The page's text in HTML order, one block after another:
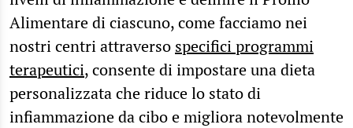
Alimentare di ciascuno, come facciamo nei
nostri centri attraverso specifici programmi
terapeutici, consente di impostare una dieta
personalizzata che riduce lo stato di
infiammazione da cibo e migliora notevolmente